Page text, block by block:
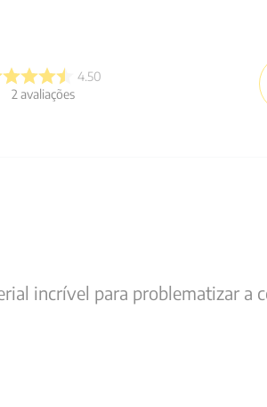
4.50
2 avaliações
incrível para problematizar a